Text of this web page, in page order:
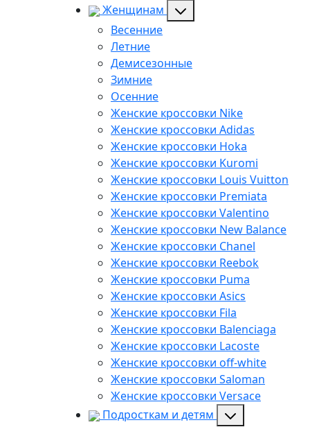
Женщинам
Весенние
Летние
Демисезонные
Зимние
Осенние
Женские кроссовки Nike
Женские кроссовки Adidas
Женские кроссовки Hoka
Женские кроссовки Kuromi
Женские кроссовки Louis Vuitton
Женские кроссовки Premiata
Женские кроссовки Valentino
Женские кроссовки New Balance
Женские кроссовки Chanel
Женские кроссовки Reebok
Женские кроссовки Puma
Женские кроссовки Asics
Женские кроссовки Fila
Женские кроссовки Balenciaga
Женские кроссовки Lacoste
Женские кроссовки off-white
Женские кроссовки Saloman
Женские кроссовки Versace
Подросткам и детям